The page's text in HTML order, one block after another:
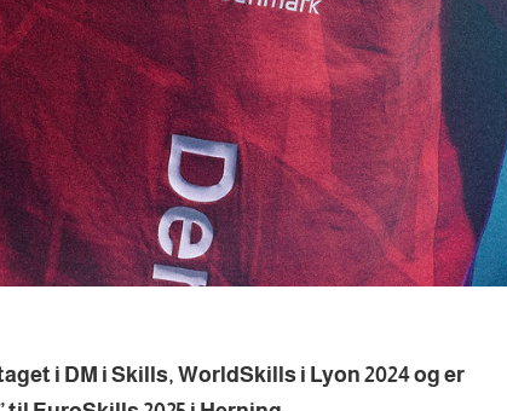
i DM i Skills, WorldSkills i Lyon 2024 og er